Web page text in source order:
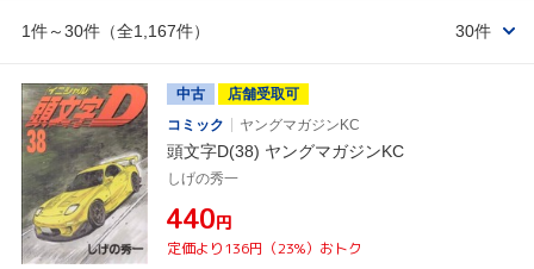
1件～30件（全1,167件） 30件
中古
店舗受取可
コミック
ヤングマガジンKC
頭文字D(38) ヤングマガジンKC
しげの秀一
¥440円
定価より136円（23%）おトク